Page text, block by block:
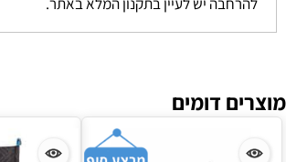
מוצרים דומים